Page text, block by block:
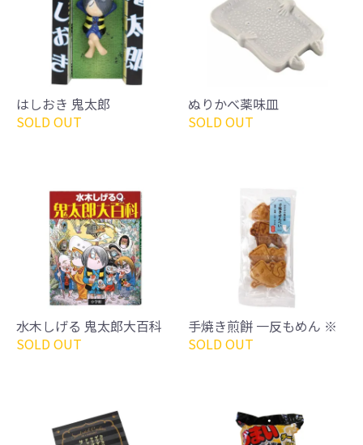
はしおき 鬼太郎
SOLD OUT
ぬりかべ薬味皿
SOLD OUT
水木しげる 鬼太郎大百科
SOLD OUT
手焼き煎餅 一反もめん ※
SOLD OUT